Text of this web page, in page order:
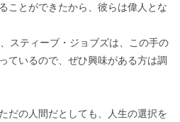
ことができたから、彼らは偉人とな
スティーブ・ジョブズは、この手の
ているので、ぜひ興味がある方は調
だの人間だとしても、人生の選択を